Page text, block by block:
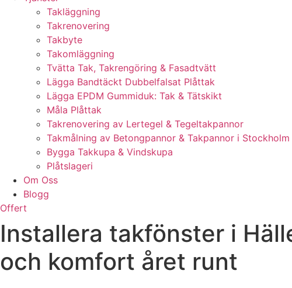
Takläggning
Takrenovering
Takbyte
Takomläggning
Tvätta Tak, Takrengöring & Fasadtvätt
Lägga Bandtäckt Dubbelfalsat Plåttak
Lägga EPDM Gummiduk: Tak & Tätskikt
Måla Plåttak
Takrenovering av Lertegel & Tegeltakpannor
Takmålning av Betongpannor & Takpannor i Stockholm
Bygga Takkupa & Vindskupa
Plåtslageri
Om Oss
Blogg
Offert
Installera takfönster i
och komfort året runt